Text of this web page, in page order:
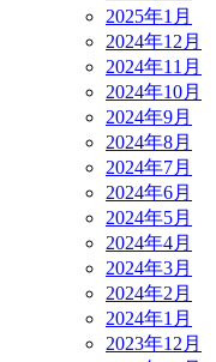
2025年1月
2024年12月
2024年11月
2024年10月
2024年9月
2024年8月
2024年7月
2024年6月
2024年5月
2024年4月
2024年3月
2024年2月
2024年1月
2023年12月